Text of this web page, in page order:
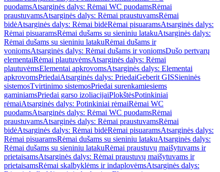
puodamsAtsarginės dalys: Rėmai WC puodamsRėmai
praustuvamsAtsarginės dalys: Rėmai praustuvamsRėmai
bidėAtsarginės dalys: Rėmai bidėRėmai pisuaramsAtsarginės dalys:
Rėmai pisuaramsRėmai dušams su sieniniu latakuAtsarginės dalys:
Rėmai dušams su sieniniu latakuRėmai dušams ir
voniomsAtsarginės dalys: Rėmai dušams ir voniomsDušo pertvarų
elementaiRėmai plautuvėmsAtsarginės dalys: Rėmai
plautuvėmsElementai apkrovomsAtsarginės dalys: Elementai
apkrovomsPriedaiAtsarginės dalys: PriedaiGeberit GISSieninės
sistemosTvirtinimo sistemosPriedai surenkamiesiems
gaminiamsPriedai garso izoliacijaiPlokštėsPotinkiniai
rėmaiAtsarginės dalys: Potinkiniai rėmaiRėmai WC
puodamsAtsarginės dalys: Rėmai WC puodamsRėmai
praustuvamsAtsarginės dalys: Rėmai praustuvamsRėmai
bidėAtsarginės dalys: Rėmai bidėRėmai pisuaramsAtsarginės dalys:
Rėmai pisuaramsRėmai dušams su sieniniu latakuAtsarginės dalys:
Rėmai dušams su sieniniu latakuRėmai praustuvų maišytuvams ir
prietaisamsAtsarginės dalys: Rėmai praustuvų maišytuvams ir
prietaisamsRėmai skalbyklėms ir indaplovėmsAtsarginės dalys: